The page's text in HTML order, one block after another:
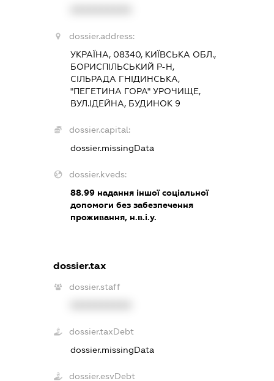
dossier.address:
УКРАЇНА, 08340, КИЇВСЬКА ОБЛ.,
БОРИСПІЛЬСЬКИЙ Р-Н,
СІЛЬРАДА ГНІДИНСЬКА,
"ПЕГЕТИНА ГОРА" УРОЧИЩЕ,
ВУЛ.ІДЕЙНА, БУДИНОК 9
dossier.capital:
dossier.missingData
dossier.kveds:
88.99 надання іншої соціальної
допомоги без забезпечення
проживання, н.в.і.у.
dossier.tax
dossier.staff
dossier.taxDebt
dossier.missingData
dossier.esvDebt